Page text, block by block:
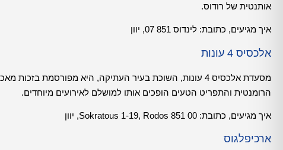
אותנטית של רודוס.
איך מגיעים, כתובת: לינדוס 851 07, יוון
אלכסיס 4 עונות
מסעדת אלכסיס 4 עונות, השוכת בעיר העתיקה, היא מפורסמת
הרומנטית והתפריט הטעים הופכים אותו למושלם לאירועים מיוחדים.
איך מגיעים, כתובת: Sokratous 1-19, Rodos 851 00, יוון
ארכיפלגוס